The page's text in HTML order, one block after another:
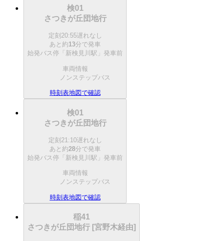
検01
さつきが丘団地行
定刻 20:55遅れなし
あと約13分で発車
始発バス停「新検見川駅」発車前
車両情報
ノンステップバス
時刻表地図で確認
検01
さつきが丘団地行
定刻 21:10遅れなし
あと約28分で発車
始発バス停「新検見川駅」発車前
車両情報
ノンステップバス
時刻表地図で確認
稲41
さつきが丘団地行 [宮野木経由]